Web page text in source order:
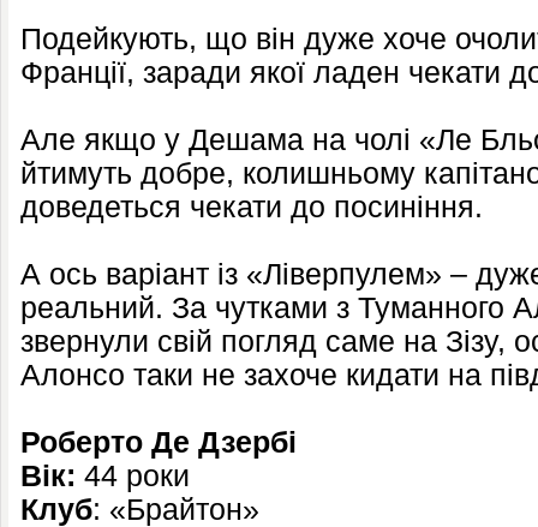
Подейкують, що він дуже хоче
Франції, заради якої ладен чекати
Але якщо у Дешама на чолі «Ле
йтимуть добре, колишньому
доведеться чекати до посиніння.
А ось варіант із «Ліверпулем» –
реальний. За чутками з Туманного
звернули свій погляд саме на Зізу,
Алонсо таки не захоче кидати на
Роберто Де Дзербі
Вік: 44 роки
Клуб: «Брайтон»